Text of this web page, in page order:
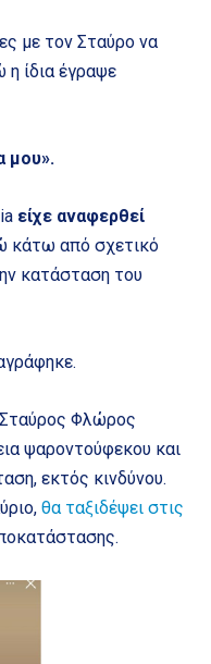
με τον Σταύρο να
η ίδια έγραψε
μου».
είχε αναφερθεί
κάτω από σχετικό
κατάσταση του
Φλώρος
ψαροντούφεκου και
εκτός κινδύνου.
θα ταξιδέψει στις